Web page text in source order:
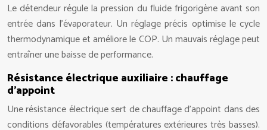
Le détendeur régule la pression du fluide frigorigène avant son
entrée dans l’évaporateur. Un réglage précis optimise le cycle
thermodynamique et améliore le COP. Un mauvais réglage peut
entraîner une baisse de performance.
Résistance électrique auxiliaire : chauffage
d’appoint
Une résistance électrique sert de chauffage d’appoint dans des
conditions défavorables (températures extérieures très basses).